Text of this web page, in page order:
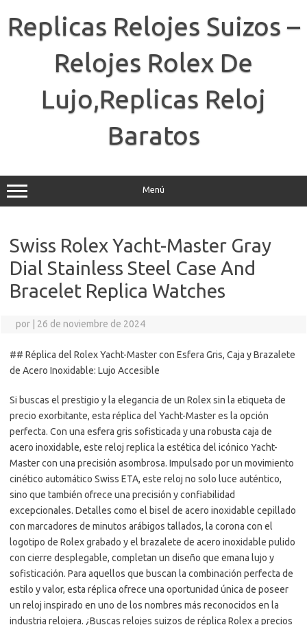
contenido
Replicas Relojes Suizos –
Relojes Rolex De
Lujo,Replicas Reloj
Baratos
Menú
Swiss Rolex Yacht-Master Gray
Dial Stainless Steel Case And
Bracelet Replica Watches
por 26 de noviembre de 2024
## Réplica del Rolex Yacht-Master con Esfera Gris, Caja y Brazalete
de Acero Inoxidable: Lujo Accesible
Si buscas el prestigio y la elegancia de un Rolex sin la etiqueta de
precio exorbitante, esta réplica del Yacht-Master es la opción
perfecta. Con una esfera gris sofisticada y una robusta caja de
acero inoxidable, este reloj replica la estética del icónico Yacht-
Master con una precisión asombrosa. Impulsado por un movimiento
cinético automático Swiss ETA, este reloj no solo luce auténtico,
sino que también ofrece una precisión y confiabilidad
excepcionales. Detalles como el bisel de acero inoxidable cepillado
con marcadores de minutos arábigos tallados, la corona con el
logotipo de Rolex grabado y el brazalete de acero inoxidable pulido
con cierre desplegable, completan un diseño que emana lujo y
sofisticación. Para aquellos que buscan la combinación perfecta de
estilo y valor, esta réplica ofrece una oportunidad única de poseer
un reloj inspirado en uno de los nombres más reconocidos en la
industria relojera. ¿Buscas relojes suizos de réplica Rolex a precios